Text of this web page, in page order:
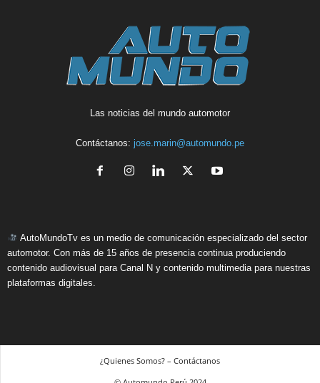
Las noticias del mundo automotor
Contáctanos: jose.marin@automundo.pe
AutoMundoTv es un medio de comunicación especializado del sector
automotor. Con más de 15 años de presencia continua produciendo
contenido audiovisual para Canal N y contenido multimedia para nuestras
plataformas digitales.
¿Quienes Somos? – Contáctanos